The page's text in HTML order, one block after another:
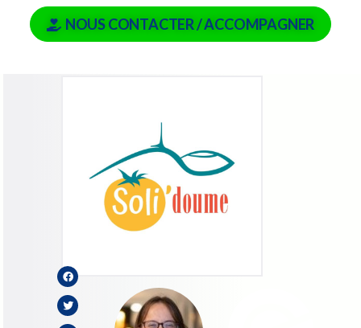
NOUS CONTACTER / ACCOMPAGNER